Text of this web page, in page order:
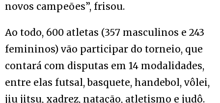
novos campeões”, frisou.
Ao todo, 600 atletas (357 masculinos e 243
femininos) vão participar do torneio, que
contará com disputas em 14 modalidades,
entre elas futsal, basquete, handebol, vôlei,
jiu jitsu, xadrez, natação, atletismo e judô.